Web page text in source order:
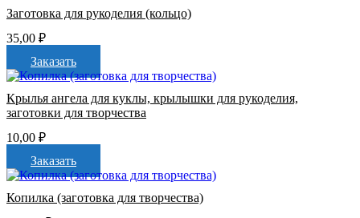
Заготовка для рукоделия (кольцо)
35,00 ₽
Заказать
Крылья ангела для куклы, крылышки для рукоделия,
заготовки для творчества
10,00 ₽
Заказать
Копилка (заготовка для творчества)